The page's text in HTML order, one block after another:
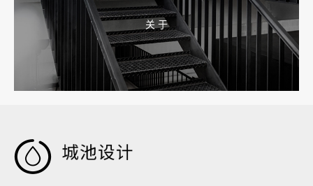
2026-08-02 17:58:44
工厂短视频拍摄后，怎样放进官网帮助客户判断实力
关 于
